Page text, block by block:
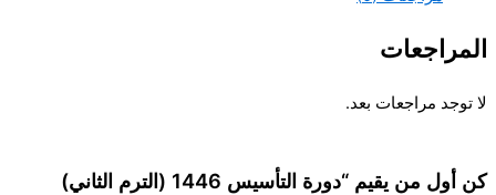
مراجعات بعد.
كن أول من يقيم “دورة التأسيس 1446 (الترم الثاني)